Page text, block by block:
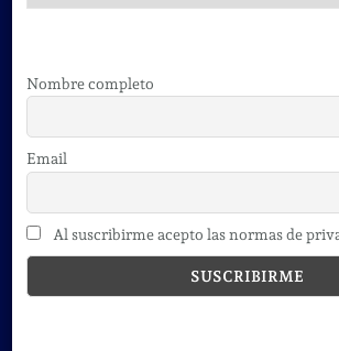
Nombre completo
Email
Al suscribirme acepto las normas de